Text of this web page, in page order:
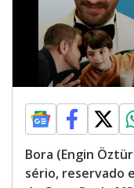
Bora (Engin
sério, reservado